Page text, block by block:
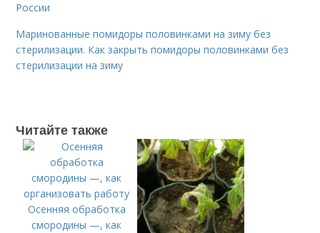
России
Маринованные помидоры половинками на зиму без
стерилизации. Как закрыть помидоры половинками без
стерилизации на зиму
Читайте также
Осенняя обработка
смородины —, как